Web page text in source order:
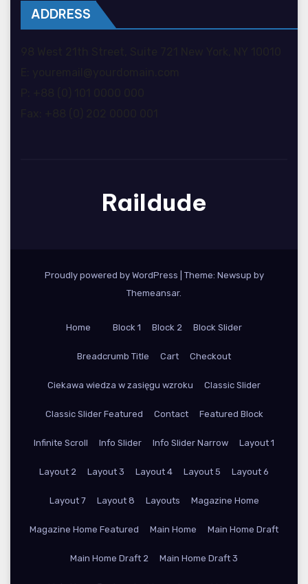
ADDRESS
Raildude
Proudly powered by WordPress
Theme: Newsup by
Themeansar.
Home Block 1 Block 2 Block Slider
Breadcrumb Title Cart Checkout
Ciekawa wiedza w zasięgu wzroku Classic Slider
Classic Slider Featured Contact Featured Block
Infinite Scroll Info Slider Info Slider Narrow Layout 1
Layout 2 Layout 3 Layout 4 Layout 5 Layout 6
Layout 7 Layout 8 Layouts Magazine Home
Magazine Home Featured Main Home Main Home Draft
Main Home Draft 2 Main Home Draft 3